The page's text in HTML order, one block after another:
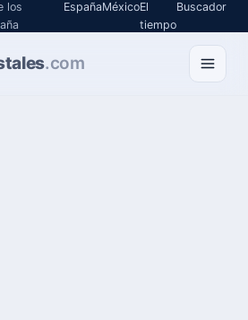
los
EspañaMéxicoEl
tiempo
Buscador
.com